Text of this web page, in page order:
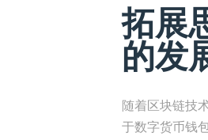
拓展
的发
随着区块链技
于数字货币钱